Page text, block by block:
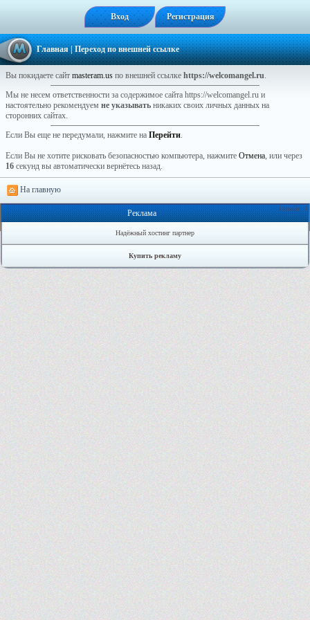
Вход Регистрация
Главная| Переход по внешней ссылке
Вы покидаете сайт masteram.us по внешней ссылке https://welcomangel.ru.
Мы не несем ответственности за содержимое сайта https://welcomangel.ru и
настоятельно рекомендуем не указывать никаких своих личных данных на
сторонних сайтах.
Если Вы еще не передумали, нажмите на Перейти.
Если Вы не хотите рисковать безопасностью компьютера, нажмите Отмена, или через
16 секунд вы автоматически вернётесь назад.
На главную
Онлайн: 1
Реклама
Надёжный хостинг партнер
Купить рекламу